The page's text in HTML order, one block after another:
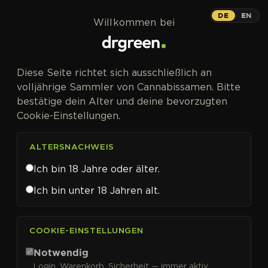
Wedding Cake
Kristallbedeckt, sodass es aussieht
wie Hochzeitstorten-Glasur.
DE EN
Willkommen bei
Diese Seite richtet sich ausschließlich an
volljährige Sammler von Cannabissamen. Bitte
bestätige dein Alter und deine bevorzugten
Cookie-Einstellungen.
ALTERSNACHWEIS
Ich bin 18 Jahre oder älter.
Ich bin unter 18 Jahren alt.
COOKIE-EINSTELLUNGEN
Notwendig
Login, Warenkorb, Sicherheit — immer aktiv.